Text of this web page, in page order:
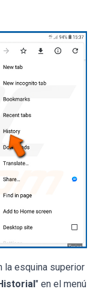
la esquina superior
" en el menú